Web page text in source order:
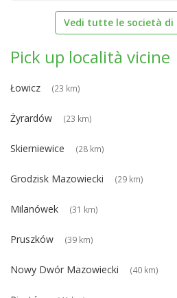
Vedi tutte le società di
Pick up località vicine
Łowicz (23 km)
Żyrardów (23 km)
Skierniewice (28 km)
Grodzisk Mazowiecki (29 km)
Milanówek (31 km)
Pruszków (39 km)
Nowy Dwór Mazowiecki (40 km)